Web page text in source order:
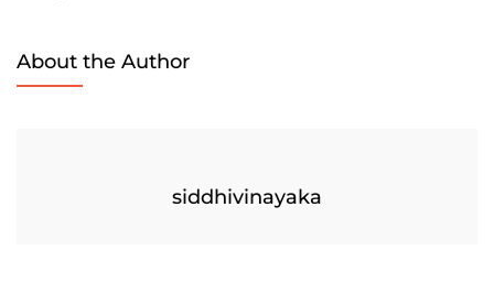
About the Author
siddhivinayaka